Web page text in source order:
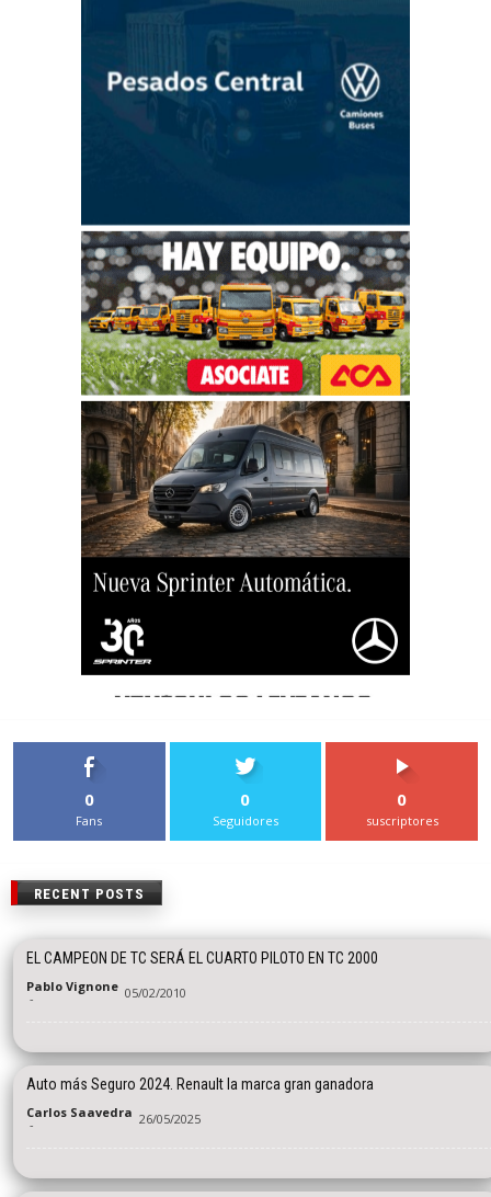
0
Fans
0
Seguidores
0
suscriptores
RECENT POSTS
EL CAMPEON DE TC SERÁ EL CUARTO PILOTO EN TC 2000
Pablo Vignone
- 05/02/2010
Auto más Seguro 2024. Renault la marca gran ganadora
Carlos Saavedra
- 26/05/2025